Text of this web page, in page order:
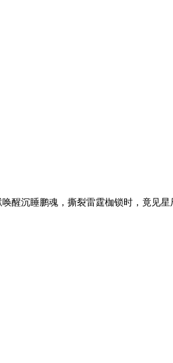
醒沉睡鹏魂，撕裂雷霆枷锁时，竟见